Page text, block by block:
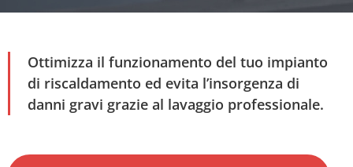
Ottimizza il funzionamento del tuo impianto
di riscaldamento ed evita l’insorgenza di
danni gravi grazie al lavaggio professionale.